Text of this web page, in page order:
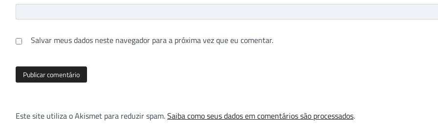
Salvar meus dados neste navegador para a próxima vez que eu comentar.
Este site utiliza o Akismet para reduzir spam.Saiba como seus dados em comentários são processados.